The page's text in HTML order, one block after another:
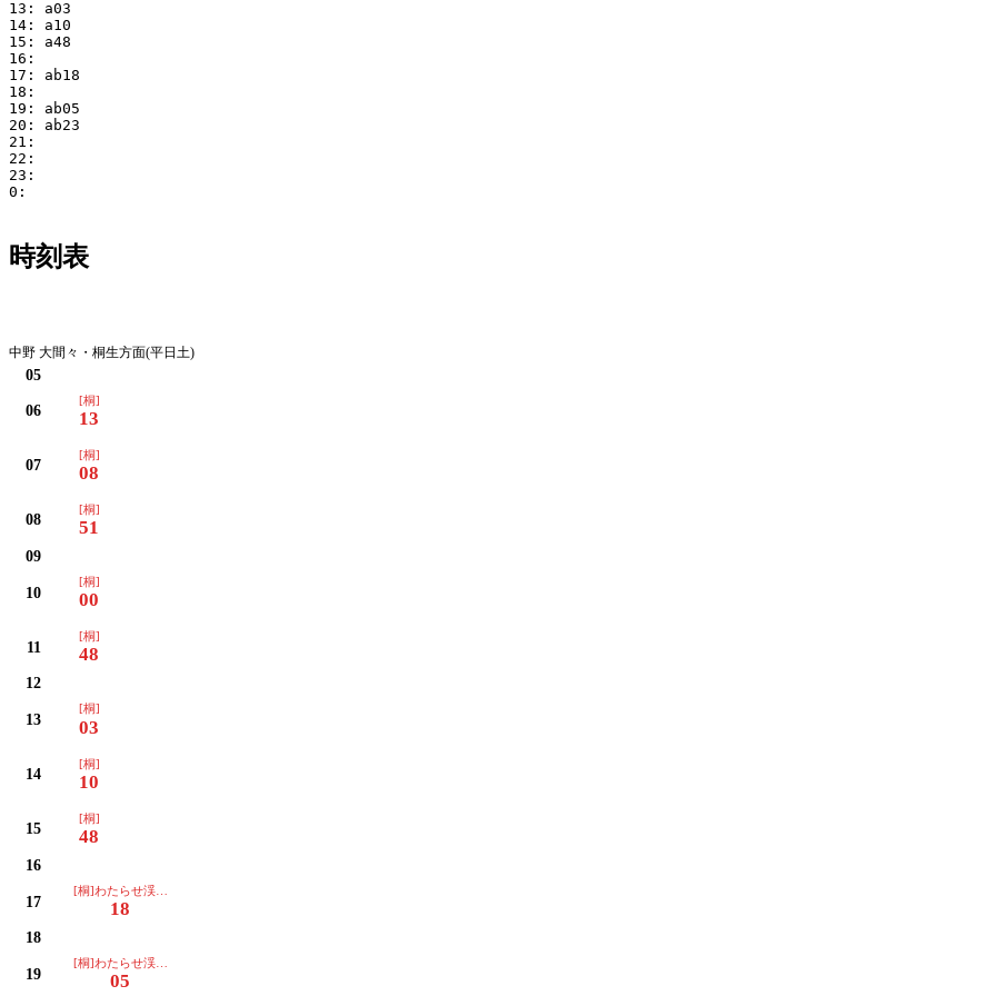
13: a03
14: a10
15: a48
16:
17: ab18
18:
19: ab05
20: ab23
21:
22:
23:
0:
時刻表
中野 大間々・桐生方面(平日土)
05
06
[桐]
13
07
[桐]
08
08
[桐]
51
09
10
[桐]
00
11
[桐]
48
12
13
[桐]
03
14
[桐]
10
15
[桐]
48
16
17
[桐]わたらせ渓谷イルミネーション
18
18
19
[桐]わたらせ渓谷イルミネーション
05